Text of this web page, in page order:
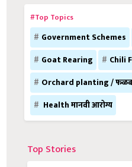
#Top Topics
Government Schemes
Goat Rearing
Chili
Orchard planting /
Health मानवी आरोग्य
Top Stories